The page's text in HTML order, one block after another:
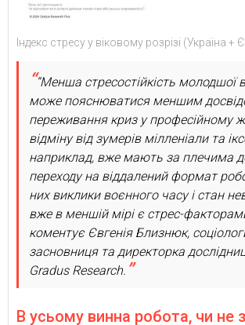
Індекс стресу у віковому розрізі (Україна +
“Менша стресостійкість молодшої
може пояснюватися меншим
переживання криз у професійному
відміну від зумерів мілленіали та
наприклад, вже мають за плечима
переходу на віддалений формат
них виклики воєнного часу і стан
вже в меншій мірі є стрес-
коментує Євгенія Близнюк,
засновниця та директорка
Gradus Research.
В усьому винна робота, чи не